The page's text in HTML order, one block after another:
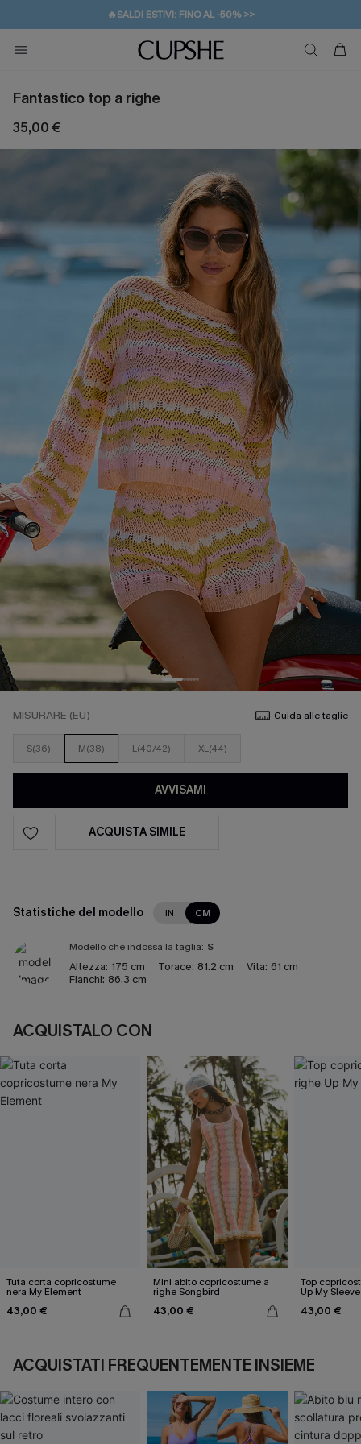
🔥SALDI ESTIVI: FINO AL -50%>>
🚚SPEDIZIONE GRATUITA DA 49€
💌REGALO PER I NUOVI: 20% DI SCONTO*
Fantastico top a righe
35,00 €
MISURARE (EU) Guida alle taglie
S(36) M(38) L(40/42) XL(44)
AVVISAMI
ACQUISTA SIMILE
Statistiche del modello IN CM
Modello che indossa la taglia: S
Altezza: 175 cm Torace: 81.2 cm Vita: 61 cm
Fianchi: 86.3 cm
ACQUISTALO CON
Tuta corta copricostume
nera My Element
43,00 €
Mini abito copricostume a
righe Songbird
43,00 €
Top
Up My Sleeve
43,00 €
ACQUISTATI FREQUENTEMENTE INSIEME